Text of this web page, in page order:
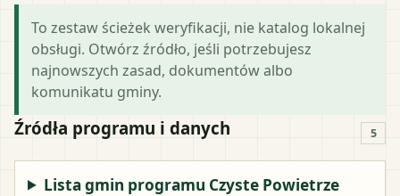
To zestaw ścieżek weryfikacji, nie katalog lokalnej
obsługi. Otwórz źródło, jeśli potrzebujesz
najnowszych zasad, dokumentów albo
komunikatu gminy.
Źródła programu i danych 5
Lista gmin programu Czyste Powietrze